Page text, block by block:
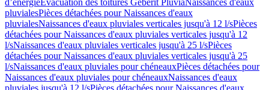
d’énergieEvacuation des toitures Geberit PluviaNaissances d'eaux
pluvialesPièces détachées pour Naissances d'eaux
pluvialesNaissances d'eaux pluviales verticales jusqu'à 12 l/sPièces
détachées pour Naissances d'eaux pluviales verticales jusqu'à 12
l/sNaissances d'eaux pluviales verticales jusqu'à 25 l/sPièces
détachées pour Naissances d'eaux pluviales verticales jusqu'à 25
l/sNaissances d'eaux pluviales pour chéneauxPièces détachées pour
Naissances d'eaux pluviales pour chéneauxNaissances d'eaux
pluviales jusqu'à 12 l/sPièces détachées pour Naissances d'eaux